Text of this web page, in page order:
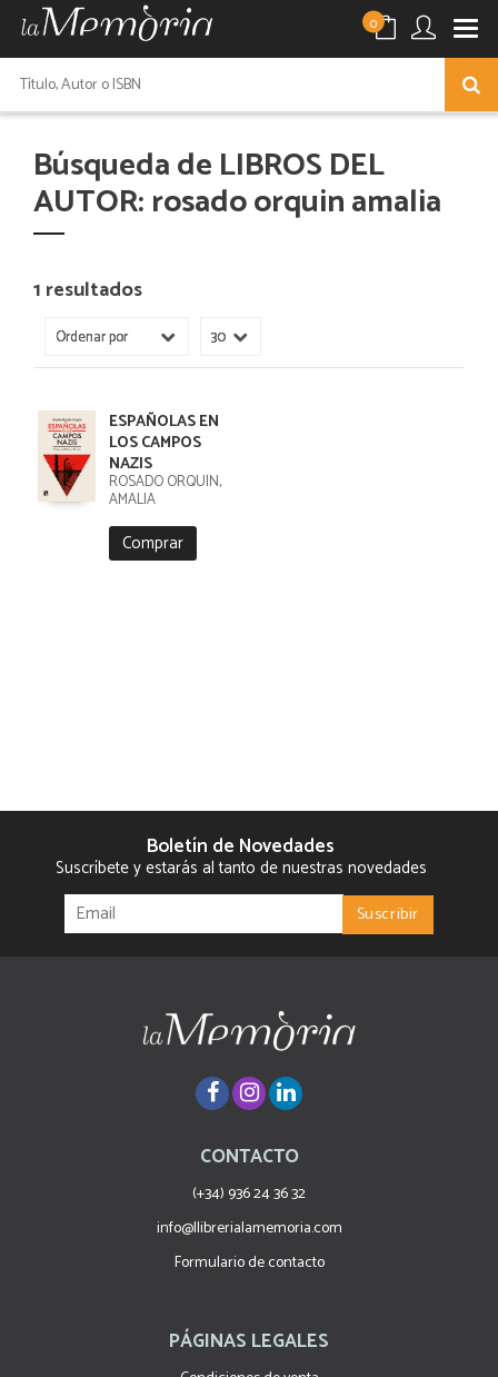
0
Búsqueda de LIBROS DEL
AUTOR: rosado orquin amalia
1 resultados
ESPAÑOLAS EN
LOS CAMPOS
NAZIS
ROSADO ORQUÍN,
AMALIA
Comprar
Boletín de Novedades
Suscríbete y estarás al tanto de nuestras novedades
CONTACTO
(+34) 936 24 36 32
info@llibrerialamemoria.com
Formulario de contacto
PÁGINAS LEGALES